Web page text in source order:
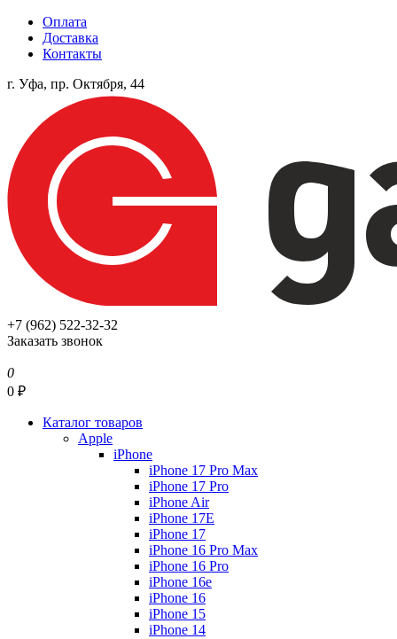
Оплата
Доставка
Контакты
г. Уфа, пр. Октября, 44
+7 (962) 522-32-32
Заказать звонок
0
0 ₽
Каталог товаров
Apple
iPhone
iPhone 17 Pro Max
iPhone 17 Pro
iPhone Air
iPhone 17E
iPhone 17
iPhone 16 Pro Max
iPhone 16 Pro
iPhone 16e
iPhone 16
iPhone 15
iPhone 14